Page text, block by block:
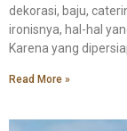
dekorasi, baju,
ironisnya, hal-hal
Karena yang
Read More »